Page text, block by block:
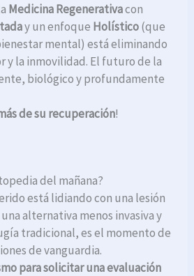
Medicina Regenerativacon
y un enfoque Holístico(que
mental) está eliminando
y la inmovilidad. El futuro de la
biológico y profundamente
de su recuperación!
del mañana?
está lidiando con una lesión
alternativa menos invasiva y
tradicional, es el momento de
de vanguardia.
para solicitar una evaluación